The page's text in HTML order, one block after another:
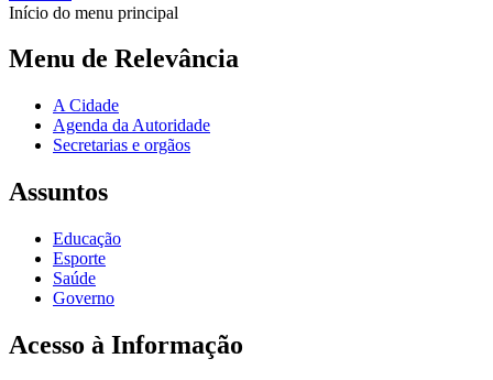
Início do menu principal
Menu de Relevância
A Cidade
Agenda da Autoridade
Secretarias e orgãos
Assuntos
Educação
Esporte
Saúde
Governo
Acesso à Informação